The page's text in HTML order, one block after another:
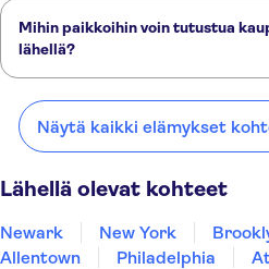
Mihin paikkoihin voin tutustua
lähellä?
Rutherford lähellä:
Newark Brooklyn
Näytä kaikki elämykset
Lähellä olevat kohteet
Newark New York
Allentown
Philadelphia